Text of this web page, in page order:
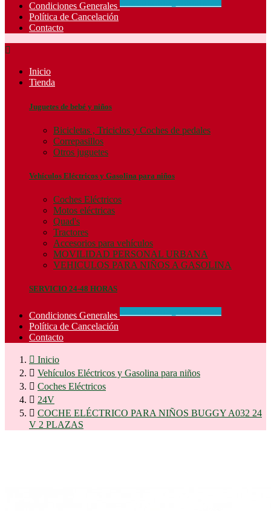
Condiciones Generales
Política de Cancelación
Contacto

Inicio
Tienda
Juguetes de bebé y niños
Bicicletas , Triciclos y Coches de pedales
Correpasillos
Otros juguetes
Vehículos Eléctricos y Gasolina para niños
Coches Eléctricos
Motos eléctricas
Quad's
Tractores
Accesorios para vehículos
MOVILIDAD PERSONAL URBANA
VEHICULOS PARA NIÑOS A GASOLINA
SERVICIO 24-48 HORAS
Condiciones Generales
Política de Cancelación
Contacto
 Inicio
 Vehículos Eléctricos y Gasolina para niños
 Coches Eléctricos
 24V
 COCHE ELÉCTRICO PARA NIÑOS BUGGY A032 24
V 2 PLAZAS